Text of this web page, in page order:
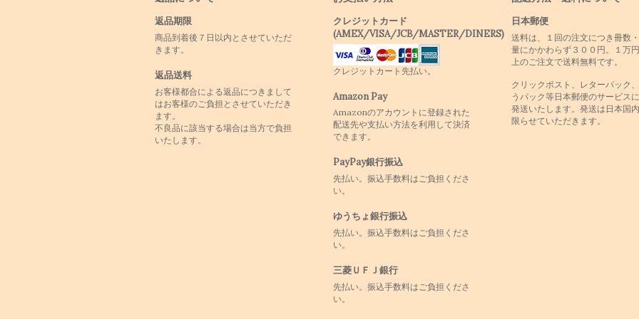
返品期限
商品到着後７日以内とさせていただ
きます。
返品送料
お客様都合による返品につきまして
はお客様のご負担とさせていただき
ます。
不良品に該当する場合は当方で負担
いたします。
クレジットカード
(AMEX/VISA/JCB/MASTER/DINERS)
クレジットカート先払い。
Amazon Pay
Amazonのアカウントに登録された
配送先や支払い方法を利用して決済
できます。
PayPay銀行振込
先払い。振込手数料はご負担くださ
い。
ゆうちょ銀行振込
先払い。振込手数料はご負担くださ
い。
三菱ＵＦＪ銀行
先払い。振込手数料はご負担くださ
い。
日本郵便
送料は、１回の注文につき冊数
量にかかわらず３００円。１万
上のご注文で送料無料です。
クリックポスト、レターパック
うパック等日本郵便のサービス
発送いたします。発送は日本国
限らせていただきます。